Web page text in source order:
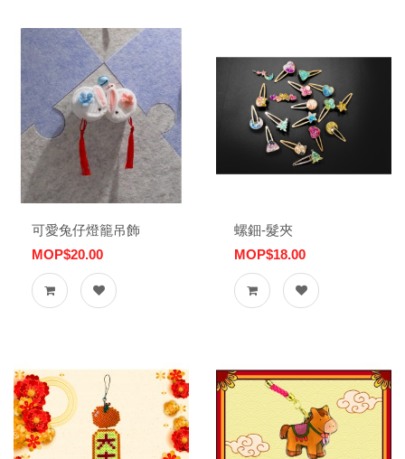
可愛兔仔燈籠吊飾
MOP$20.00
螺鈿-髮夾
MOP$18.00